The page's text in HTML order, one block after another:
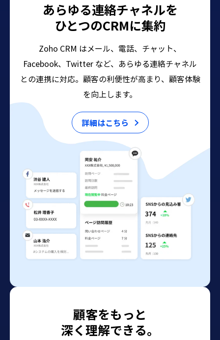
あらゆる連絡チャネルを
ひとつのCRMに集約
Zoho CRM はメール、電話、チャット、
Facebook、Twitter など、あらゆる連絡チャネル
との連携に対応。 顧客の利便性が高まり、顧客体験
を向上します。
詳細はこちら
顧客をもっと
深く理解できる。